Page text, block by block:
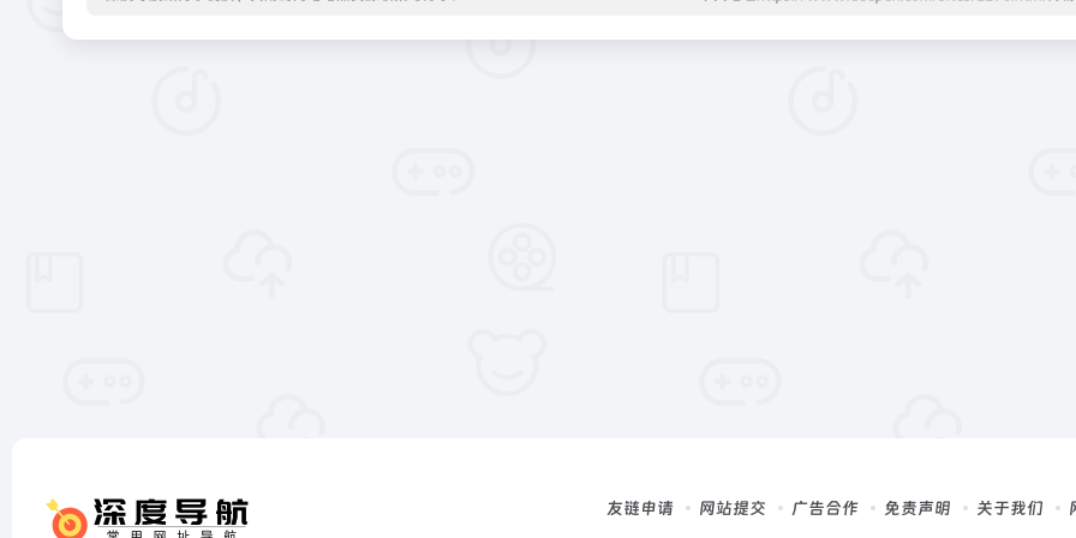
友链申请 网站提交 广告合作 免责声明 关于我们